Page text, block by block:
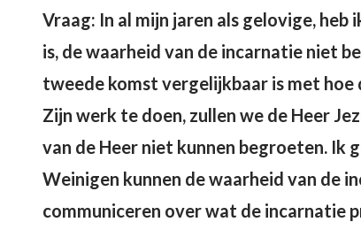
Vraag: In al mijn jaren als gelovige,
is, de waarheid van de incarnatie niet
tweede komst vergelijkbaar is met hoe
Zijn werk te doen, zullen we de Heer
van de Heer niet kunnen begroeten.
Weinigen kunnen de waarheid van de
communiceren over wat de incarnatie